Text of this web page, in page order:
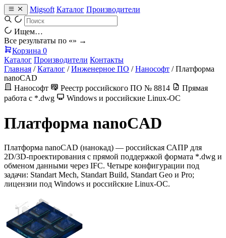
Migsoft Каталог Производители
Ищем…
Все результаты по «» →
Корзина 0
Каталог Производители Контакты
Главная / Каталог / Инженерное ПО / Нанософт / Платформа
nanoCAD
Нанософт
Реестр российского ПО № 8814
Прямая
работа с *.dwg
Windows и российские Linux-ОС
Платформа nanoCAD
Платформа nanoCAD (нанокад) — российская САПР для
2D/3D-проектирования с прямой поддержкой формата *.dwg и
обменом данными через IFC. Четыре конфигурации под
задачи: Standart Mech, Standart Build, Standart Geo и Pro;
лицензии под Windows и российские Linux-ОС.